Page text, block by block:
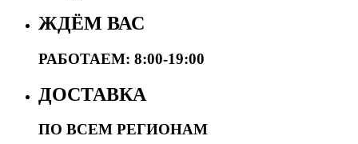
ЖДЁМ ВАС
РАБОТАЕМ: 8:00-19:00
ДОСТАВКА
ПО ВСЕМ РЕГИОНАМ